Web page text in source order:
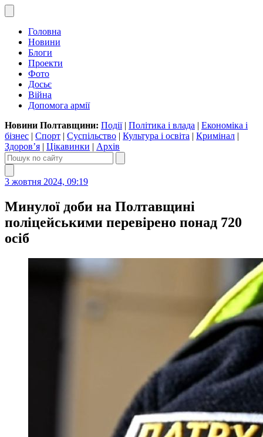
Головна
Новини
Блоги
Проекти
Фото
Досьє
Війна
Допомога армії
Новини Полтавщини: Події| Політика і влада | Економіка і
бізнес | Спорт | Суспільство | Культура і освіта | Кримінал |
Здоров’я | Цікавинки | Архів
3 жовтня 2024, 09:19
Минулої доби на Полтавщині
поліцейськими перевірено понад 720
осіб